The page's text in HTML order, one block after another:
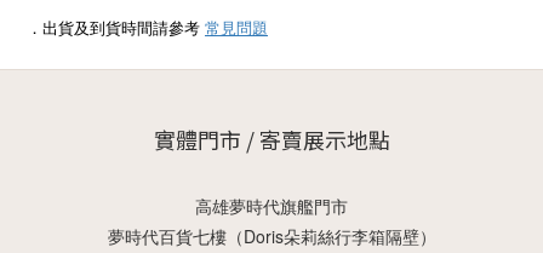
．出貨及到貨時間請參考 常見問題
實體門市 / 寄賣展示地點
高雄夢時代旗艦門市
夢時代百貨七樓（Doris朵莉絲行李箱隔壁）